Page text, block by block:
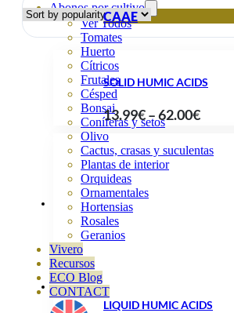
Abonos por cultivo
Ver Todos
Tomates
Huerto
Cítricos
Frutales
Césped
Bonsai
Coníferas y setos
Olivo
Cactus, crasas y suculentas
Plantas de interior
Orquideas
Ornamentales
Hortensias
Rosales
Geranios
Vivero
Recursos
ECO Blog
CONTACT
CAAE
SOLID HUMIC ACIDS
13.99€–62.00€Price
13.99€
LIQUID HUMIC ACIDS